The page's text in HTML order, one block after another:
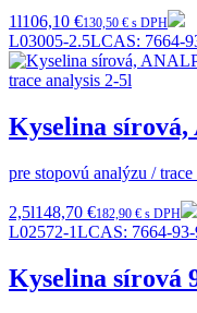
1l106,10 €130,50 € s DPH
L03005-2.5LCAS: 7664-
Kyselina
pre stopovú analýzu / trace
2,5l148,70 €182,90 € s DPH
L02572-1LCAS: 7664-
Kyselina sírová